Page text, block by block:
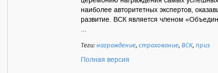
наиболее авторитетных экспертов,
развитие. ВСК является членом
...
Теги:награждение,страхование, ВСК,приз
Полная версия